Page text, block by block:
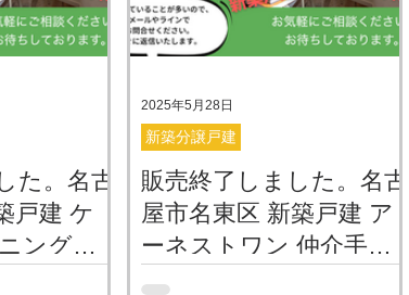
も上限とい
は、仲介手
から頂ける
。いわゆ
手だけで
応援してま
を購入した
表 ＊概算
ーン利用の
要です。 仲
だく場合は、この手数料を「0
円」でご紹介可能です。 「なぜ無
ますが、理由はシンプルです。 弊
社は売主様から頂ける手数料のみ
で運営しており、買主様（お客
様）からは一切いただきません。
浮いたお金で、家具家電の購入や
新生活の資金に充てていただきた
い、という思いで活動していま
す。 🏗️ 建築士が注目する「西里
た。名古
戸建 ケ
ニング
・０円で
ケイアイプ
販売終了しました。名古
屋市名東区 新築戸建 ア
ーネストワン 仲介手数
料無料・０円でご紹介
名古屋市名東区梅森坂にアーネス
新築分譲戸建
2025年5月28日